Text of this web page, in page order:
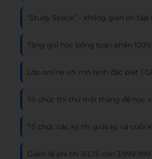
“Study Space” – không gian ôn
Tặng gói học bổng toàn phần
Lớp online với mô hình đặc biệt 1
Tổ chức thi thử mỗi tháng để học
Tổ chức các kỳ thi giữa kỳ và cuối
Giảm lệ phí thi IELTS còn